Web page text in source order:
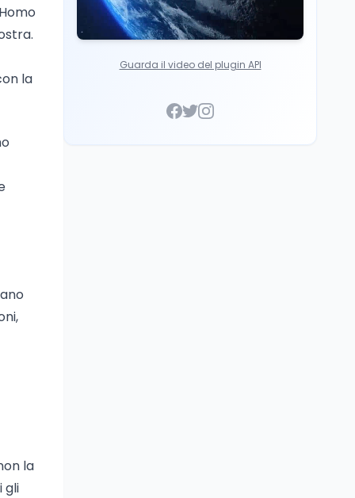
la
la
gli
Guarda il video del plugin API